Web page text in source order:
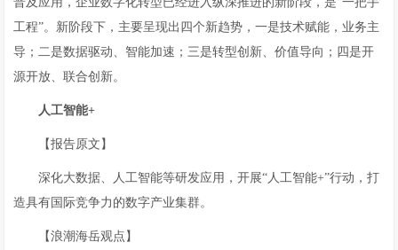
工程”。新阶段下，主要呈现出四个新趋势，一是技术赋能，业务主
导；二是数据驱动、智能加速；三是转型创新、价值导向；四是开
源开放、联合创新。
人工智能+
【报告原文】
深化大数据、人工智能等研发应用，开展“人工智能+”行动，打
造具有国际竞争力的数字产业集群。
【浪潮海岳观点】